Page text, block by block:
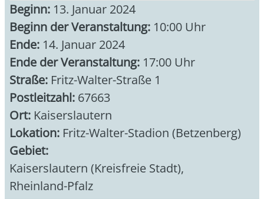
Beginn: 13. Januar 2024
Beginn der Veranstaltung: 10:00 Uhr
Ende: 14. Januar 2024
Ende der Veranstaltung: 17:00 Uhr
Straße: Fritz-Walter-Straße 1
Postleitzahl: 67663
Ort: Kaiserslautern
Lokation: Fritz-Walter-Stadion (Betzenberg)
Gebiet:
Kaiserslautern (Kreisfreie Stadt),
Rheinland-Pfalz